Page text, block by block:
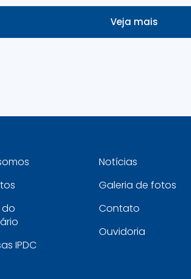
Veja mais
IPDC
Notícias
Galeria de fotos
Contato
Ouvidoria